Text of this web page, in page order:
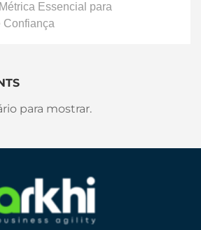
Métrica Essencial para
Confiança
para mostrar.